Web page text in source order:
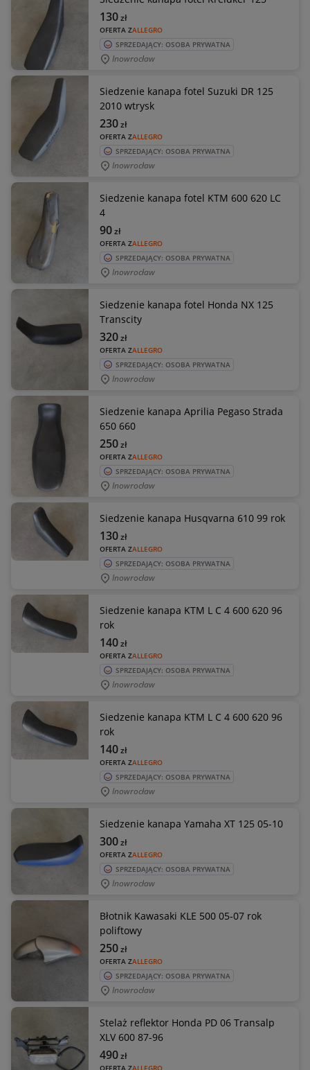
OFERTA ZALLEGRO
130zł
SPRZEDAJĄCY: OSOBA PRYWATNA
Inowrocław
Siedzenie kanapa fotel Suzuki DR 125
2010 wtrysk
OFERTA ZALLEGRO
230zł
SPRZEDAJĄCY: OSOBA PRYWATNA
Inowrocław
Siedzenie kanapa fotel KTM 600 620 LC
4
OFERTA ZALLEGRO
90zł
SPRZEDAJĄCY: OSOBA PRYWATNA
Inowrocław
Siedzenie kanapa fotel Honda NX 125
Transcity
OFERTA ZALLEGRO
320zł
SPRZEDAJĄCY: OSOBA PRYWATNA
Inowrocław
Siedzenie kanapa Aprilia Pegaso Strada
650 660
OFERTA ZALLEGRO
250zł
SPRZEDAJĄCY: OSOBA PRYWATNA
Inowrocław
Siedzenie kanapa Husqvarna 610 99 rok
OFERTA ZALLEGRO
130zł
SPRZEDAJĄCY: OSOBA PRYWATNA
Inowrocław
Siedzenie kanapa KTM L C 4 600 620 96
rok
OFERTA ZALLEGRO
140zł
SPRZEDAJĄCY: OSOBA PRYWATNA
Inowrocław
Siedzenie kanapa KTM L C 4 600 620 96
rok
OFERTA ZALLEGRO
140zł
SPRZEDAJĄCY: OSOBA PRYWATNA
Inowrocław
Siedzenie kanapa Yamaha XT 125 05-10
OFERTA ZALLEGRO
300zł
SPRZEDAJĄCY: OSOBA PRYWATNA
Inowrocław
Błotnik Kawasaki KLE 500 05-07 rok
poliftowy
OFERTA ZALLEGRO
250zł
SPRZEDAJĄCY: OSOBA PRYWATNA
Inowrocław
Stelaż reflektor Honda PD 06 Transalp
XLV 600 87-96
OFERTA ZALLEGRO
490zł